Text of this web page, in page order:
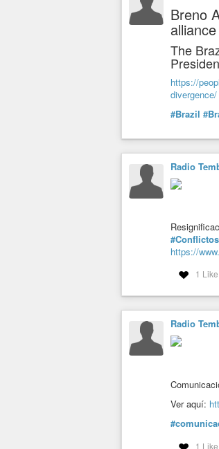
Breno
The
https://
divergence/
#Brazil
Radio
https://
1 Like
Radio
Ver aquí:
1 Like